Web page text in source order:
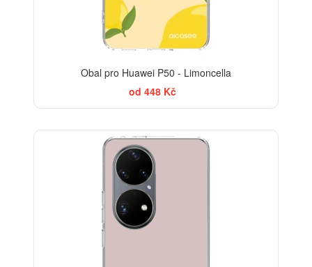
Obal pro Huawei P50 - Limoncella
od 448 Kč